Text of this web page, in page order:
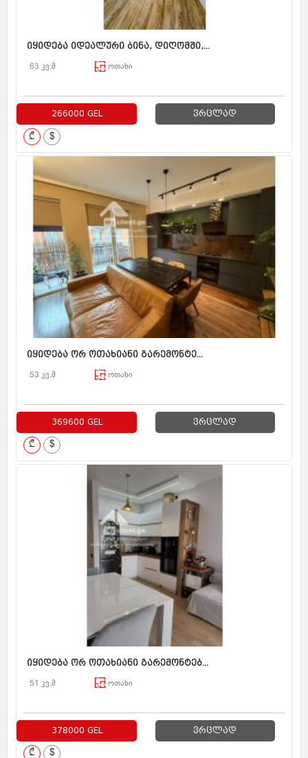
იყიდება იდეალური ბინა, დიღომში,...
63 კვ.მ ოთახი
266000 GEL ვრცლად
₾ $
იყიდება ორ ოთახიანი გარემონტე...
53 კვ.მ ოთახი
369600 GEL ვრცლად
₾ $
იყიდება ორ ოთახიანი გარემონტებ...
51 კვ.მ ოთახი
378000 GEL ვრცლად
₾ $